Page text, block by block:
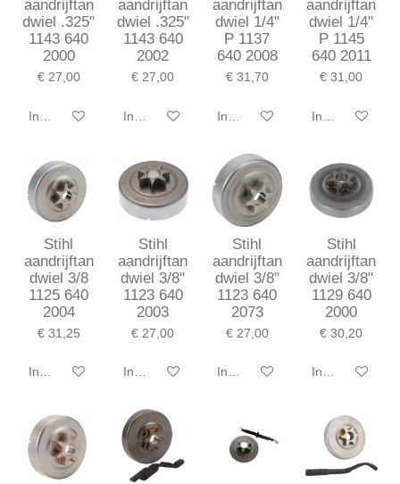
aandrijftan
dwiel .325"
1143 640
2000
€ 27,00
In winkelwagen
aandrijftan
dwiel .325"
1143 640
2002
€ 27,00
In winkelwagen
aandrijftan
dwiel 1/4"
P 1137
640 2008
€ 31,70
In winkelwagen
aandrijftan
dwiel 1/4"
P 1145
640 2011
€ 31,00
In winkelwagen
Stihl
aandrijftan
dwiel 3/8
1125 640
2004
€ 31,25
In winkelwagen
Stihl
aandrijftan
dwiel 3/8"
1123 640
2003
€ 27,00
In winkelwagen
Stihl
aandrijftan
dwiel 3/8"
1123 640
2073
€ 27,00
In winkelwagen
Stihl
aandrijftan
dwiel 3/8"
1129 640
2000
€ 30,20
In winkelwagen